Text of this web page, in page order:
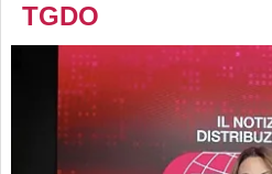
TGDO